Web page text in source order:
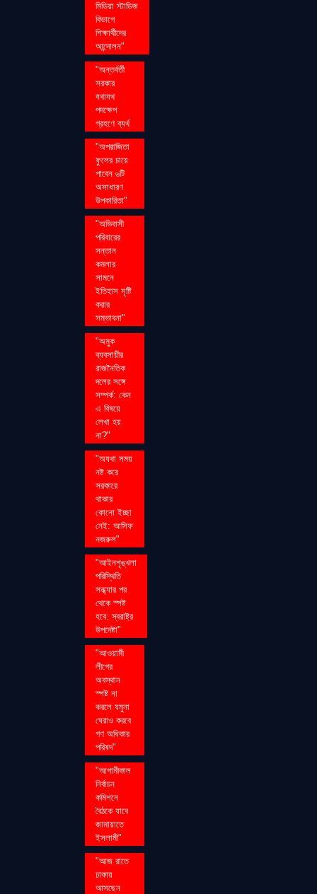
মিডিয়া স্টাডিজ
বিভাগে
শিক্ষার্থীদের
আন্দোলন"
"অন্তর্বর্তী
সরকার
যথাযথ
পদক্ষেপ
গ্রহণে ব্যর্থ
"অপরাজিতা
ফুলের চায়ে
পাবেন ৬টি
অসাধারণ
উপকারিতা"
"অভিবাসী
পরিবারের
সন্তান
কমলার
সামনে
ইতিহাস সৃষ্টি
করার
সম্ভাবনা"
"অমুক
ব্যবসায়ীর
রাজনৈতিক
দলের সঙ্গে
সম্পর্ক: কেন
এ বিষয়ে
লেখা হয়
না?"
"অযথা সময়
নষ্ট করে
সরকারে
থাকার
কোনো ইচ্ছা
নেই: আসিফ
নজরুল"
"আইনশৃঙ্খলা
পরিস্থিতি
সন্ধ্যার পর
থেকে স্পষ্ট
হবে: স্বরাষ্ট্র
উপদেষ্টা"
"আওয়ামী
লীগের
অবস্থান
স্পষ্ট না
করলে যমুনা
ঘেরাও করবে
গণ অধিকার
পরিষদ"
"আগামীকাল
নির্বাচন
কমিশনে
বৈঠকে যাবে
জামায়াতে
ইসলামী"
"আজ রাতে
ঢাকায়
আসছেন